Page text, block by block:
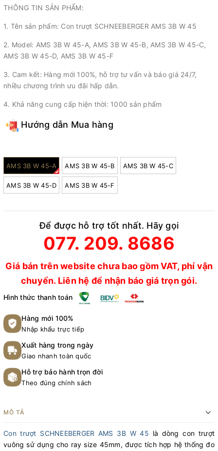
THÔNG TIN SẢN PHẨM:
1. Tên sản phẩm: Con trượt SCHNEEBERGER AMS 3B W 45
2. Model: AMS 3B W 45-A, AMS 3B W 45-B, AMS 3B W 45-C,
AMS 3B W 45-D, AMS 3B W 45-F
3. Cam kết: Hàng mới 100%, hỗ trợ tư vấn và báo giá 24/7,
nhiều chương trình ưu đãi hấp dẫn.
4. Khả năng cung cấp hiện thời: 1000 sản phẩm
Hướng dẫn Mua hàng
AMS 3B W 45-A AMS 3B W 45-B AMS 3B W 45-C
AMS 3B W 45-D AMS 3B W 45-F
Để được hỗ trợ tốt nhất. Hãy gọi
077. 209. 8686
Giá bán trên website chưa bao gồm VAT, phí vận
chuyển. Liên hệ để nhận báo giá trọn gói.
Hình thức thanh toán
Hàng mới 100%
Nhập khẩu trực tiếp
Xuất hàng trong ngày
Giao nhanh toàn quốc
Hỗ trợ bảo hành trọn đời
Theo đúng chính sách
MÔ TẢ
Con trượt SCHNEEBERGER AMS 3B W 45 là dòng con trượt
vuông sử dụng cho ray size 45mm, được tích hợp hệ thống đo